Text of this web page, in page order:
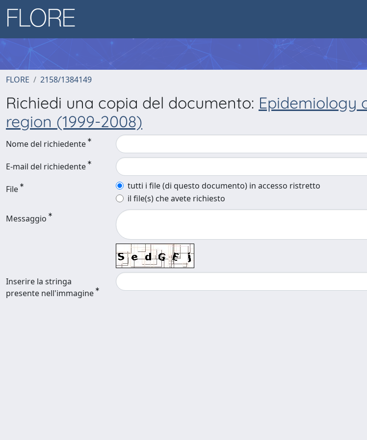
FLORE 2158/1384149
Richiedi una copia del documento: Epidemiology
region (1999-2008)
Nome del richiedente
E-mail del richiedente
File
tutti i file (di questo documento) in accesso ristretto
il file(s) che avete richiesto
Messaggio
Inserire la stringa
presente nell'immagine